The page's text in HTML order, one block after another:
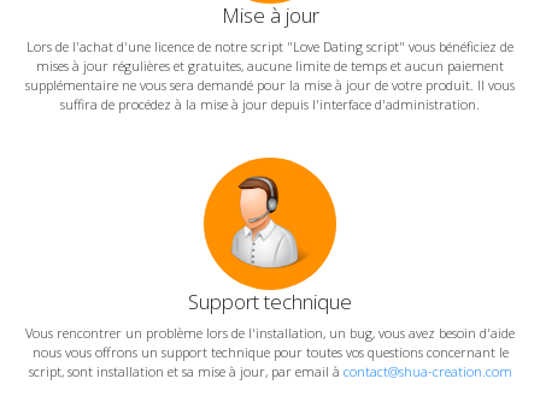
Mise à jour
Lors de l'achat d'une licence de notre script "Love Dating script" vous bénéficiez de
mises à jour régulières et gratuites, aucune limite de temps et aucun paiement
supplémentaire ne vous sera demandé pour la mise à jour de votre produit. Il vous
suffira de procédez à la mise à jour depuis l'interface d'administration.
Support technique
Vous rencontrer un problème lors de l'installation, un bug, vous avez besoin d'aide
nous vous offrons un support technique pour toutes vos questions concernant le
script, sont installation et sa mise à jour, par email à contact@shua-creation.com